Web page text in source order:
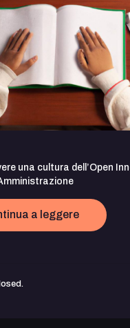
una cultura dell’Open
a leggere